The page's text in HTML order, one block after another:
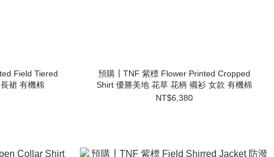
Field Tiered
裙 有機棉
預購┃TNF 紫標 Flower Printed Cropped
Shirt 優勝美地 花草 花柄 襯衫 女款 有機棉
NT$6,380